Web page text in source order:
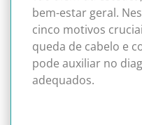
bem-estar geral.
cinco motivos
queda de cabelo e
pode auxiliar no
adequados.